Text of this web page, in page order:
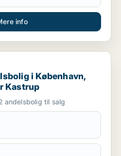
info
i København, Frederiksberg eller
i København,
Kastrup
andelsbolig til salg